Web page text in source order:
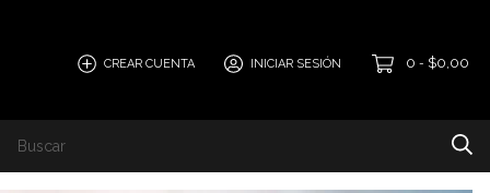
CREAR CUENTA INICIAR SESIÓN 0 - $0,00